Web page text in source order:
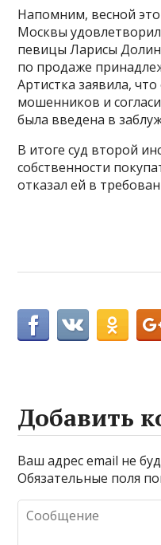
Напомним, весной
Москвы
певицы Ларисы
по продаже
Артистка заявила,
мошенников и
была введена в
В итоге суд второй
собственности
отказал ей в
Добавить
Ваш адрес email не
Обязательные поля